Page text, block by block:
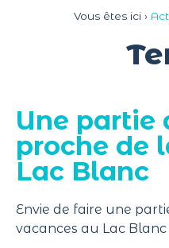
Vous êtes ici ›
Une partie
proche de
Lac Blanc
Envie de faire une
vacances au Lac Blanc
Panneau de gestion des